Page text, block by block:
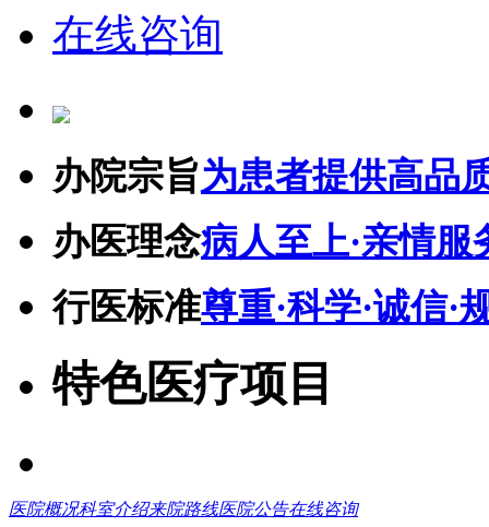
在线咨询
办院宗旨为患者提供高品
办医理念病人至上·亲情服
行医标准尊重·科学·诚信·
特色医疗项目
医院概况科室介绍来院路线医院公告在线咨询